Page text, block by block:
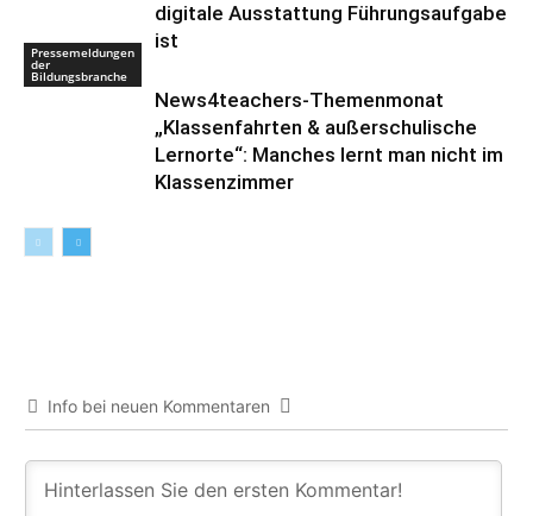
digitale Ausstattung Führungsaufgabe
ist
Pressemeldungen
der
Bildungsbranche
News4teachers-Themenmonat
„Klassenfahrten & außerschulische
Lernorte“: Manches lernt man nicht im
Klassenzimmer
Info bei neuen Kommentaren